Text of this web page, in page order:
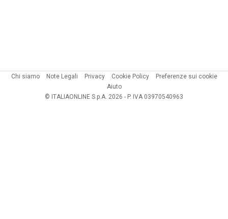
Chi siamo Note Legali Privacy Cookie Policy
Preferenze sui cookie
Aiuto
© ITALIAONLINE S.p.A. 2026 - P. IVA 03970540963